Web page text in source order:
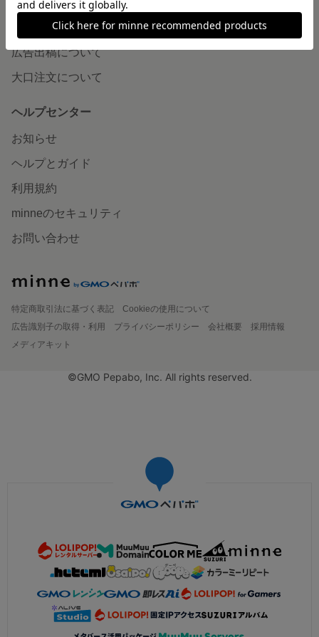
企業の方へ
広告出稿について
大口注文について
ヘルプセンター
お知らせ
ヘルプとガイド
利用規約
minneのセキュリティ
お問い合わせ
特定商取引法に基づく表記
Cookieの使用について
広告識別子の取得・利用
プライバシーポリシー 会社概要
採用情報
メディアキット
©GMO Pepabo, Inc. All rights reserved.